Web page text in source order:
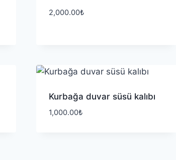
2,000.00₺
Kurbağa duvar süsü kalıbı
1,000.00₺